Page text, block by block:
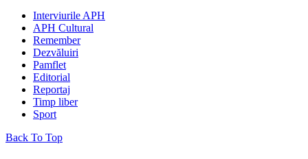
Interviurile APH
APH Cultural
Remember
Dezvăluiri
Pamflet
Editorial
Reportaj
Timp liber
Sport
Back To Top